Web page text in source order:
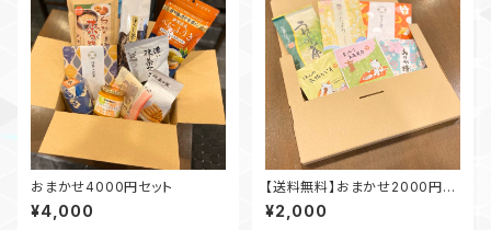
おまかせ4000円セット
¥4,000
【送料無料】おまかせ2000円セ
ット
¥2,000